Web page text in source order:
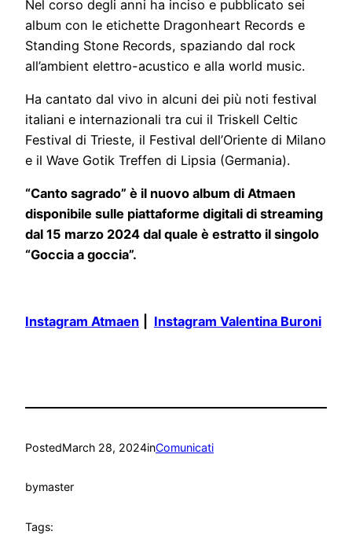
​Nel corso degli anni ha inciso e pubblicato sei
album con le etichette Dragonheart Records e
Standing Stone Records, spaziando dal rock
all’ambient elettro-acustico e alla world music.
Ha cantato dal vivo in alcuni dei più noti festival
italiani e internazionali tra cui il Triskell Celtic
Festival di Trieste, il Festival dell’Oriente di Milano
e il Wave Gotik Treffen di Lipsia (Germania).
“Canto sagrado” è il nuovo album di Atmaen
disponibile sulle piattaforme digitali di streaming
dal 15 marzo 2024 dal quale è estratto il singolo
“Goccia a goccia”.
Instagram Atmaen Instagram Valentina Buroni
PostedMarch 28, 2024inComunicati
bymaster
Tags: